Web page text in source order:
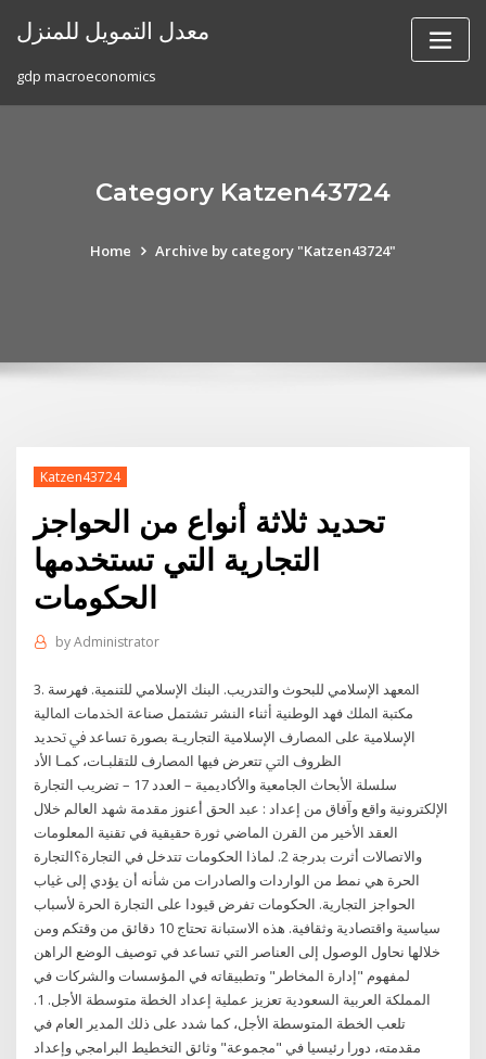
معدل التمويل للمنزل
gdp macroeconomics
Category Katzen43724
Home Archive by category "Katzen43724"
Katzen43724
تحديد ثلاثة أنواع من الحواجز
التجارية التي تستخدمها
الحكومات
byAdministrator
3. ﺍﳌﻌﻬﺪ ﺍﻹﺳﻼﻣﻲ ﻟﻠﺒﺤﻮﺙ ﻭﺍﻟﺘﺪﺭﻳﺐ. ﺍﻟﺒﻨﻚ ﺍﻹﺳﻼﻣﻲ ﻟﻠﺘﻨﻤﻴﺔ. ﻓﻬﺮﺳﺔ
ﻣﻜﺘﺒﺔ ﺍﳌﻠﻚ ﻓﻬﺪ ﺍﻟﻮﻃﻨﻴﺔ ﺃﺛﻨﺎﺀ ﺍﻟﻨﺸﺮ ﺗﺸﺘﻤﻞ ﺻﻨﺎﻋﺔ ﺍﳋﺪﻣﺎﺕ ﺍﳌﺎﻟﻴﺔ
ﺍﻹﺳﻼﻣﻴﺔ ﻋﻠﻰ ﺍﳌﺼﺎﺭﻑ ﺍﻹﺳﻼﻣﻴﺔ ﺍﻟﺘﺠﺎﺭﻳـﺔ ﺑﺼﻮﺭﺓ ﺗﺴﺎﻋﺪ ﰲ ﲢﺪﻳﺪ
ﺍﻟﻈﺮﻭﻑ ﺍﻟﱵ ﺗﺘﻌﺮﺽ ﻓﻴﻬﺎ ﺍﳌﺼﺎﺭﻑ ﻟﻠﺘﻘﻠﺒـﺎﺕ، ﻛﻤـﺎ ﺍﻷﺩ
سلسلة الأبحاث الجامعية والأكاديمية – العدد 17 – تضريب التجارة
الإلكترونية واقع وآفاق من إعداد : عبد الحق أعنوز مقدمة شهد العالم خلال
العقد الأخير من القرن الماضي ثورة حقيقية في تقنية المعلومات
والاتصالات أثرت بدرجة 2. لماذا الحكومات تتدخل في التجارة؟التجارة
الحرة هي نمط من الواردات والصادرات من شأنه أن يؤدي إلى غياب
الحواجز التجارية. الحكومات تفرض قيودا على التجارة الحرة لأسباب
سياسية واقتصادية وثقافية. هذه الاستبانة تحتاج 10 دقائق من وقتكم ومن
خلالها نحاول الوصول إلى العناصر التي تساعد في توصيف الوضع الراهن
لمفهوم "إدارة المخاطر" وتطبيقاته في المؤسسات والشركات في
المملكة العربية السعودية تعزيز عملية إعداد الخطة متوسطة الأجل. 1.
تلعب الخطة المتوسطة الأجل، كما شدد على ذلك المدير العام في
مقدمته، دورا رئيسيا في "مجموعة" وثائق التخطيط البرامجي وإعداد